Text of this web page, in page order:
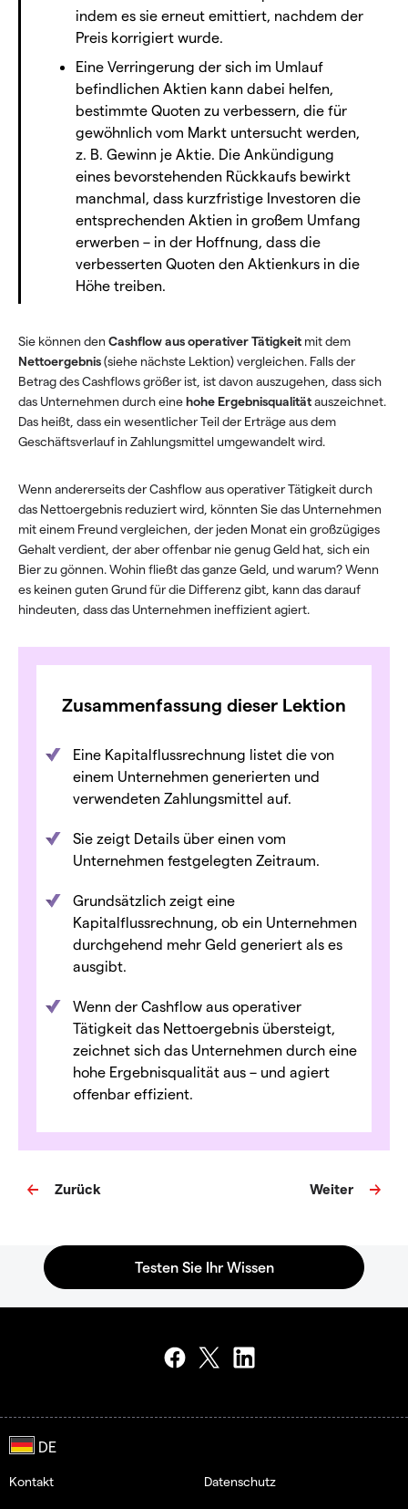
indem es sie erneut emittiert, nachdem der
Preis korrigiert wurde.
Eine Verringerung der sich im Umlauf
befindlichen Aktien kann dabei helfen,
bestimmte Quoten zu verbessern, die für
gewöhnlich vom Markt untersucht werden,
z. B. Gewinn je Aktie. Die Ankündigung
eines bevorstehenden Rückkaufs bewirkt
manchmal, dass kurzfristige Investoren die
entsprechenden Aktien in großem Umfang
erwerben – in der Hoffnung, dass die
verbesserten Quoten den Aktienkurs in die
Höhe treiben.
Sie können den Cashflow aus operativer Tätigkeit mit dem
Nettoergebnis(siehe nächste Lektion) vergleichen. Falls der
Betrag des Cashflows größer ist, ist davon auszugehen, dass sich
das Unternehmen durch einehohe Ergebnisqualitätauszeichnet.
Das heißt, dass ein wesentlicher Teil der Erträge aus dem
Geschäftsverlauf in Zahlungsmittel umgewandelt wird.
Wenn andererseits der Cashflow aus operativer Tätigkeit durch
das Nettoergebnis reduziert wird, könnten Sie das Unternehmen
mit einem Freund vergleichen, der jeden Monat ein großzügiges
Gehalt verdient, der aber offenbar nie genug Geld hat, sich ein
Bier zu gönnen. Wohin fließt das ganze Geld, und warum? Wenn
es keinen guten Grund für die Differenz gibt, kann das darauf
hindeuten, dass das Unternehmen ineffizient agiert.
Zusammenfassung dieser Lektion
Eine Kapitalflussrechnung listet die von
einem Unternehmen generierten und
verwendeten Zahlungsmittel auf.
Sie zeigt Details über einen vom
Unternehmen festgelegten Zeitraum.
Grundsätzlich zeigt eine
Kapitalflussrechnung, ob ein Unternehmen
durchgehend mehr Geld generiert als es
ausgibt.
Wenn der Cashflow aus operativer
Tätigkeit das Nettoergebnis übersteigt,
zeichnet sich das Unternehmen durch eine
hohe Ergebnisqualität aus – und agiert
offenbar effizient.
Zurück Weiter
Kontakt Datenschutz